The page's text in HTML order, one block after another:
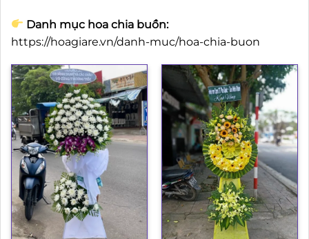
Danh mục hoa chia buồn:
https://hoagiare.vn/danh-muc/hoa-chia-buon